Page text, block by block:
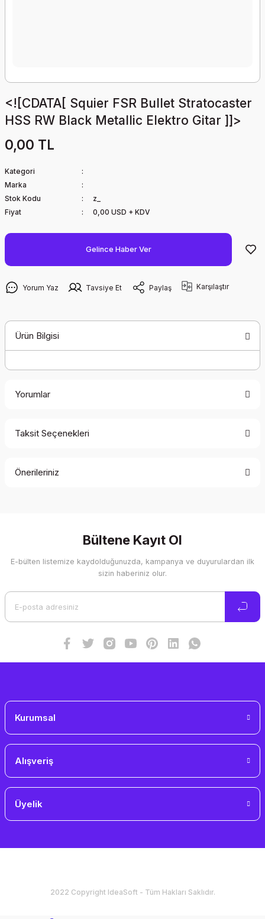
<![CDATA[ Squier FSR Bullet Stratocaster
HSS RW Black Metallic Elektro Gitar ]]>
0,00 TL
Kategori
Marka
Stok Kodu
z_
Fiyat
0,00 USD + KDV
Gelince Haber Ver
Yorum Yaz Tavsiye Et Paylaş Karşılaştır
Ürün Bilgisi
Yorumlar
Taksit Seçenekleri
Önerileriniz
Görüş ve önerileriniz için teşekkür ederiz.
Ürün resmi kalitesiz, bozuk veya görüntülenemiyor.
Bültene Kayıt Ol
E-bülten listemize kaydolduğunuzda, kampanya ve duyurulardan ilk
sizin haberiniz olur.
Kurumsal
Alışveriş
Üyelik
2022 Copyright IdeaSoft - Tüm Hakları Saklıdır.